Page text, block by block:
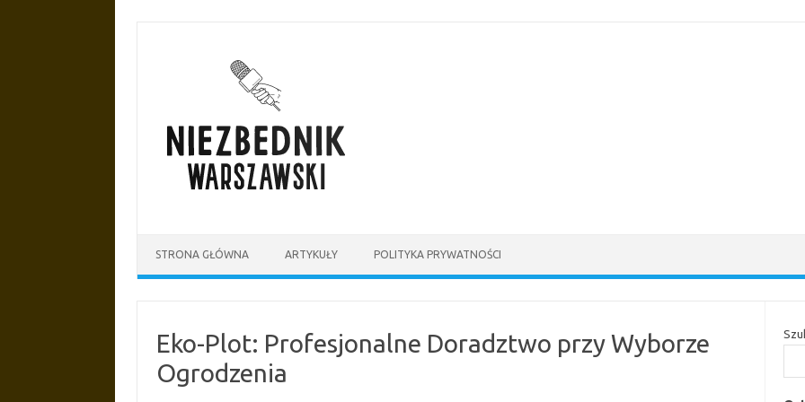
STRONA GŁÓWNA ARTYKUŁY POLITYKA PRYWATNOŚCI
Eko-Plot: Profesjonalne Doradztwo przy Wyborze
Ogrodzenia